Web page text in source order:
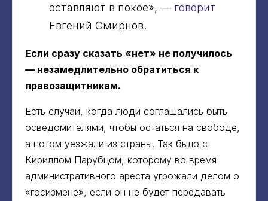
оставляют в покое», — говорит
Евгений Смирнов.
Если сразу сказать «нет» не получилось
— незамедлительно обратиться к
правозащитникам.
Есть случаи, когда люди соглашались быть
осведомителями, чтобы остаться на свободе,
а потом уезжали из страны. Так было с
Кириллом Парубцом, которому во время
административного ареста угрожали делом о
«госизмене», если он не будет передавать